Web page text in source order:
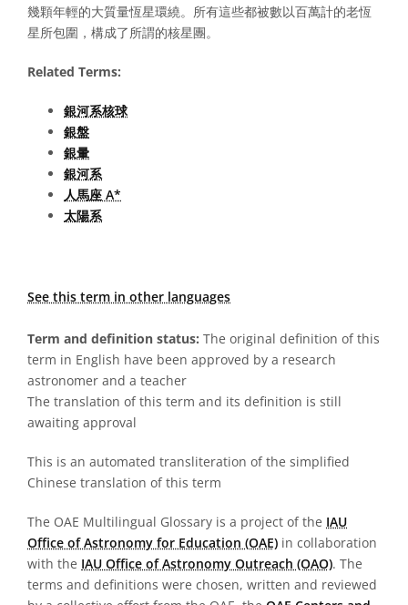
幾顆年輕的大質量恆星環繞。所有這些都被數以百萬計的老恆
星所包圍，構成了所謂的核星團。
Related Terms:
銀河系核球
銀盤
銀暈
銀河系
人馬座 A*
太陽系
See this term in other languages
Term and definition status: The original definition of this
term in English have been approved by a research
astronomer and a teacher
The translation of this term and its definition is still
awaiting approval
This is an automated transliteration of the simplified
Chinese translation of this term
The OAE Multilingual Glossary is a project of the IAU
Office of Astronomy for Education (OAE) in collaboration
with the IAU Office of Astronomy Outreach (OAO). The
terms and definitions were chosen, written and reviewed